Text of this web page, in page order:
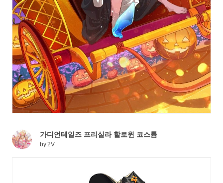
가디언테일즈 프리실라 할로윈 코스튬
by2V